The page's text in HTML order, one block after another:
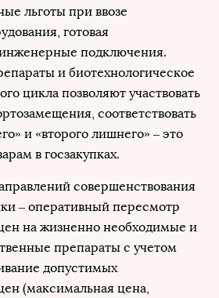
льготы при ввозе
готовая
подключения.
и биотехнологическое
цикла позволяют участвовать
соответствовать
и «второго лишнего» – это
в госзакупках.
совершенствования
– оперативный пересмотр
на жизненно необходимые и
препараты с учетом
допустимых
(максимальная цена,